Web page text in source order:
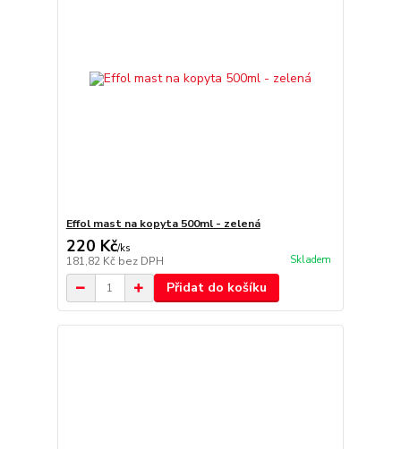
Effol mast na kopyta 500ml - zelená
220 Kč/ks
181,82 Kč bez DPH Skladem
Přidat do košíku